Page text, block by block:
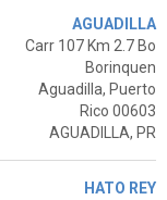
AGUADILLA
Carr 107 Km 2.7 Bo
Borinquen
Aguadilla, Puerto
Rico 00603
AGUADILLA, PR
HATO REY